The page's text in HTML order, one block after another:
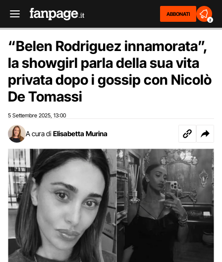
ABBONATI
2
“Belen Rodriguez innamorata”,
la showgirl parla della sua vita
privata dopo i gossip con Nicolò
De Tomassi
5 Settembre 2025 13:00
A cura di Elisabetta Murina